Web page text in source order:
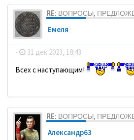
RE: ВОПРОСЫ,
Емеля
- 31 дек 2023, 18:43
Всех с наступающим!
RE: ВОПРОСЫ,
Александр63